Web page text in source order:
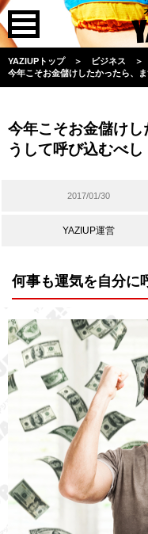
YAZIUPトップ ＞ ビジネス ＞
今年こそお金儲けしたかったら、
今年こそお金儲け
うして呼び込むべし
2017/01/30
YAZIUP運営
何事も運気を自分に